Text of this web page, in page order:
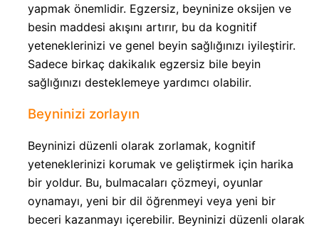
yapmak önemlidir. Egzersiz, beyninize oksijen ve
besin maddesi akışını artırır, bu da kognitif
yeteneklerinizi ve genel beyin sağlığınızı iyileştirir.
Sadece birkaç dakikalık egzersiz bile beyin
sağlığınızı desteklemeye yardımcı olabilir.
Beyninizi zorlayın
Beyninizi düzenli olarak zorlamak, kognitif
yeteneklerinizi korumak ve geliştirmek için harika
bir yoldur. Bu, bulmacaları çözmeyi, oyunlar
oynamayı, yeni bir dil öğrenmeyi veya yeni bir
beceri kazanmayı içerebilir. Beyninizi düzenli olarak